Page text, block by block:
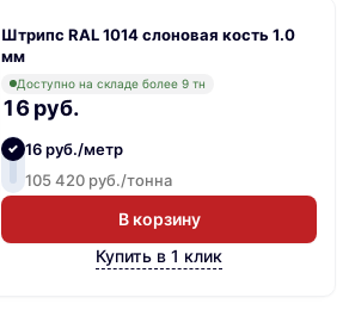
Штрипс RAL 1014 слоновая кость 1.0
мм
Доступно на складе более 9 тн
16 руб.
16 руб./метр
105 420 руб./тонна
В корзину
Купить в 1 клик